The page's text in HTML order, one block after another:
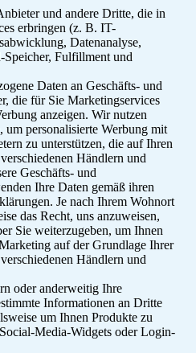
und andere Dritte, die in
erbringen (z. B. IT-
Datenanalyse,
Fulfillment und
Daten an Geschäfts- und
die für Sie Marketingservices
anzeigen. Wir nutzen
um personalisierte Werbung mit
zu unterstützen, die auf Ihren
Händlern und
Geschäfts- und
Ihre Daten gemäß ihren
Je nach Ihrem Wohnort
das Recht, uns anzuweisen,
Sie weiterzugeben, um Ihnen
auf der Grundlage Ihrer
Händlern und
oder anderweitig Ihre
Informationen an Dritte
um Ihnen Produkte zu
Media-Widgets oder Login-